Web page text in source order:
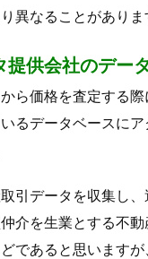
異なることがありま
供会社のデー
ら価格を査定する
るデータベースに
引データを収集し
介を生業とする不
であると思います